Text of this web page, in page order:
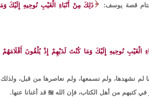
قصة يوسف:
ذَلِكَ مِنْ أَنْبَاءِ الْغَيْبِ نُوحِيهِ إِلَيْكَ
الْغَيْبِ نُوحِيهِ إِلَيْكَ وَمَا كُنْتَ لَدَيْهِمْ إِذْ يُلْقُونَ
لم نشهدها، ولم نسمعها، ولم نعاصرها من قبل،
في كتبهم من أهل الكتاب، فإن الله قد أغنانا عنها.